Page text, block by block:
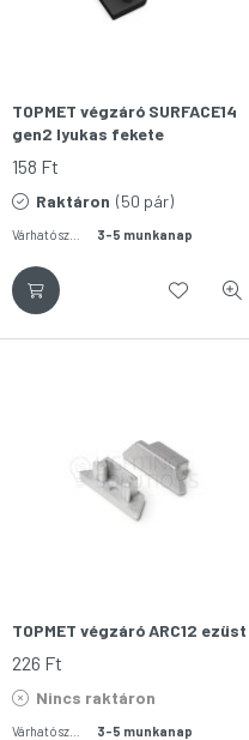
TOPMET végzáró SURFACE14
gen2 lyukas fekete
158 Ft
Raktáron (50 pár)
3-5 munkanap
TOPMET végzáró ARC12 ezüst
226 Ft
Nincs raktáron
3-5 munkanap